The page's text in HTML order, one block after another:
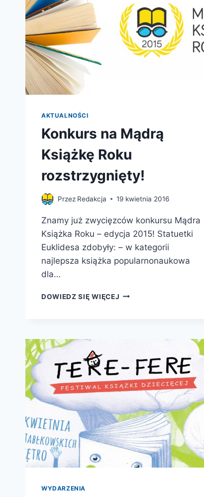
AKTUALNOŚCI
Konkurs na Mądrą
Książkę Roku
rozstrzygnięty!
Przez Redakcja 19 kwietnia 2016
Znamy już zwycięzców konkursu Mądra
Książka Roku – edycja 2015! Statuetki
Euklidesa zdobyły: – w kategorii
najlepsza książka popularnonaukowa
dla…
DOWIEDZ SIĘ WIĘCEJ KONKURS
WYDARZENIA